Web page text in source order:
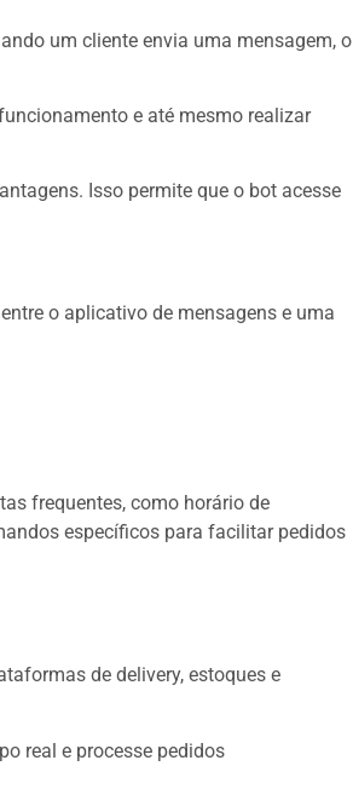
um cliente envia uma mensagem, o
e até mesmo realizar
Isso permite que o bot acesse
o aplicativo de mensagens e uma
frequentes, como horário de
específicos para facilitar pedidos
de delivery, estoques e
real e processe pedidos